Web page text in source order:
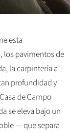
esta
los pavimentos de
la carpintería a
profundidad y
de Campo
se eleva bajo un
— que separa